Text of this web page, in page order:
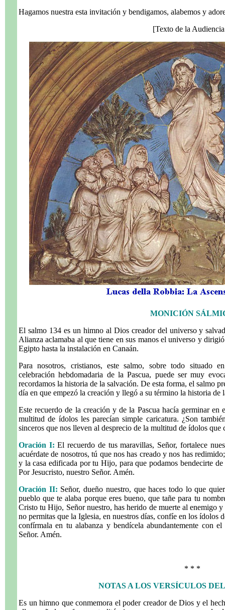
Hagamos nuestra esta invitación y bendigamos, alabemos y
[Texto de la
MONICIÓN
El salmo 134 es un himno al Dios creador del universo y
Alianza aclamaba al que tiene en sus manos el universo y
Egipto hasta la instalación en Canaán.
Para nosotros, cristianos, este salmo, sobre todo situado
celebración hebdomadaria de la Pascua, puede ser muy
recordamos la historia de la salvación. De esta forma, el salmo
día en que empezó la creación y llegó a su término la historia de
Este recuerdo de la creación y de la Pascua hacía germinar
multitud de ídolos les parecían simple caricatura. ¿Son
sinceros que nos lleven al desprecio de la multitud de ídolos que
Oración I: El recuerdo de tus maravillas, Señor, fortalece
acuérdate de nosotros, tú que nos has creado y nos has
y la casa edificada por tu Hijo, para que podamos bendecirte
Por Jesucristo, nuestro Señor. Amén.
Oración II: Señor, dueño nuestro, que haces todo lo que
pueblo que te alaba porque eres bueno, que tañe para tu
Cristo tu Hijo, Señor nuestro, has herido de muerte al enemigo
no permitas que la Iglesia, en nuestros días, confíe en los ídolos
confírmala en tu alabanza y bendícela abundantemente con
Señor. Amén.
* * *
NOTAS A LOS VERSÍCULOS
Es un himno que conmemora el poder creador de Dios y el